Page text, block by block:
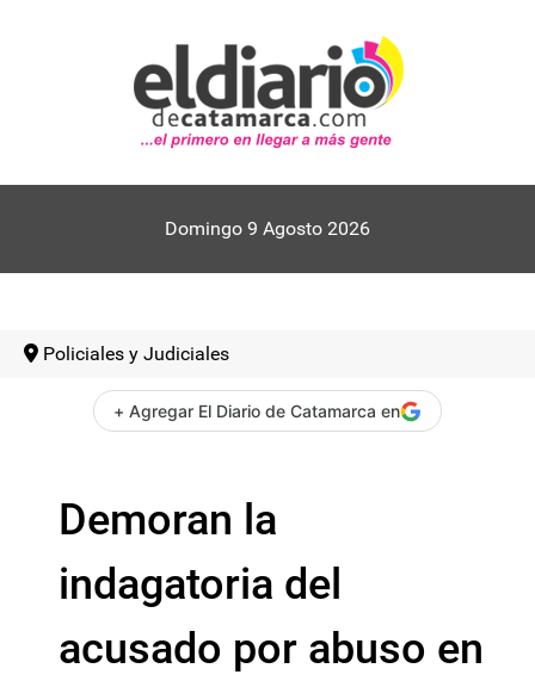
Domingo 9 Agosto 2026
Policiales y Judiciales
+ Agregar El Diario de Catamarca en
Demoran la
indagatoria del
acusado por abuso en